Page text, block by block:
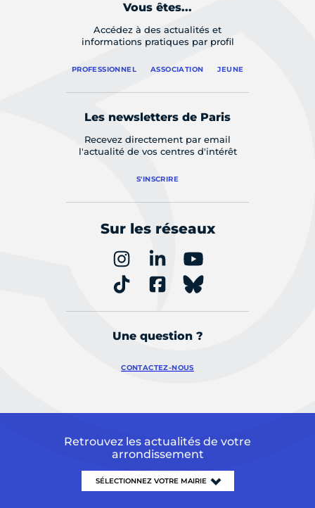
Vous êtes...
Accédez à des actualités et
informations pratiques par profil
PROFESSIONNEL ASSOCIATION JEUNE
Les newsletters de Paris
Recevez directement par email
l'actualité de vos centres d'intérêt
S'INSCRIRE
Sur les réseaux
Une question ?
CONTACTEZ-NOUS
Retrouvez les actualités de votre
arrondissement